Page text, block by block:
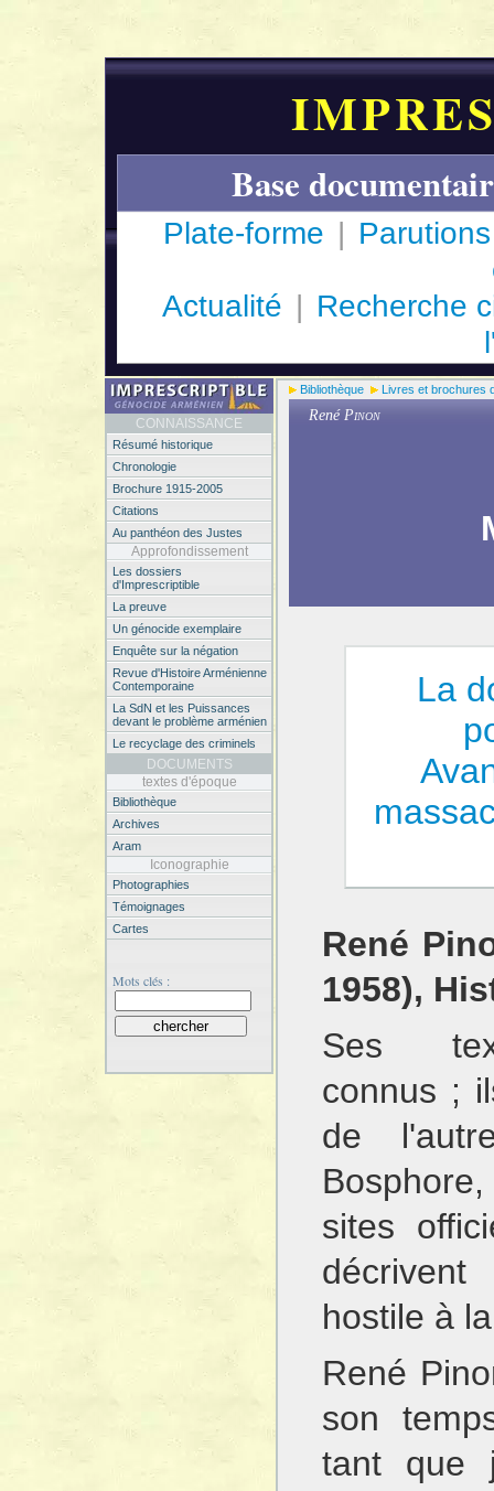
Base
Plate-forme | Parutions
Actualité | Recherche
CONNAISSANCE
Résumé historique
Chronologie
Brochure 1915-2005
Citations
Au panthéon des Justes
Approfondissement
Les dossiers
d'Imprescriptible
La preuve
Un génocide exemplaire
Enquête sur la négation
Revue d'Histoire Arménienne
Contemporaine
La SdN et les Puissances
devant le problème arménien
Le recyclage des criminels
DOCUMENTS
textes d'époque
Bibliothèque
Archives
Aram
Iconographie
Photographies
Témoignages
Cartes
Mots clés :
Bibliothèque Livres et brochures
René Pinon
La
René
1958),
Ses
connus ;
de
sites
hostile à
René
son
tant que